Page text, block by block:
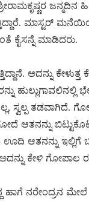
ಮಾಸ್ಟರ್
ಕೈಸನ್ನೆ ಮಾಡಿದರು.
ಅದನ್ನು ಕೇಳುತ್ತ
ಹುಲ್ಲುಗಾವಲಿನಲ್ಲಿ
ಸ್ವಲ್ಪ ತಡವಾಗಿದೆ.
ಆತನನ್ನು
ಊದಿ ಆತನನ್ನು ಇಲ್ಲಿಗೆ
ಅದನ್ನು ಕೇಳಿ
ಹಾಗೆ ನರೇಂದ್ರನ